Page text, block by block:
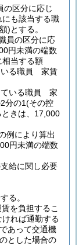
の区分に応じ
にも該当する職
)とする。
員の区分に応
円未満の端数
相当する額
いる職員 家賃
ている職員 家
分の1(その控
きは、17,000
例により算出
円未満の端数
給に関し必要
る。
を負担するこ
れば通勤する
あって交通機
とした場合の